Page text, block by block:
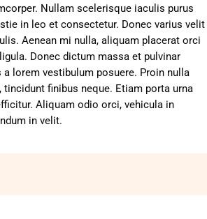
Nullam scelerisque iaculis purus
in leo et consectetur. Donec varius velit
Aenean mi nulla, aliquam placerat orci
Donec dictum massa et pulvinar
lorem vestibulum posuere. Proin nulla
tincidunt finibus neque. Etiam porta urna
Aliquam odio orci, vehicula in
in velit.